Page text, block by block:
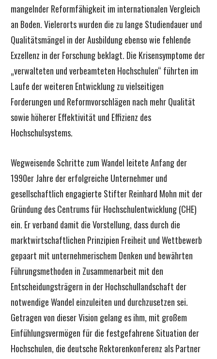
mangelnder Reformfähigkeit im internationalen Vergleich
an Boden. Vielerorts wurden die zu lange Studiendauer und
Qualitätsmängel in der Ausbildung ebenso wie fehlende
Exzellenz in der Forschung beklagt. Die Krisensymptome der
„verwalteten und verbeamteten Hochschulen“ führten im
Laufe der weiteren Entwicklung zu vielseitigen
Forderungen und Reformvorschlägen nach mehr Qualität
sowie höherer Effektivität und Effizienz des
Hochschulsystems.
Wegweisende Schritte zum Wandel leitete Anfang der
1990er Jahre der erfolgreiche Unternehmer und
gesellschaftlich engagierte Stifter Reinhard Mohn mit der
Gründung des Centrums für Hochschulentwicklung (CHE)
ein. Er verband damit die Vorstellung, dass durch die
marktwirtschaftlichen Prinzipien Freiheit und Wettbewerb
gepaart mit unternehmerischem Denken und bewährten
Führungsmethoden in Zusammenarbeit mit den
Entscheidungsträgern in der Hochschullandschaft der
notwendige Wandel einzuleiten und durchzusetzen sei.
Getragen von dieser Vision gelang es ihm, mit großem
Einfühlungsvermögen für die festgefahrene Situation der
Hochschulen, die deutsche Rektorenkonferenz als Partner